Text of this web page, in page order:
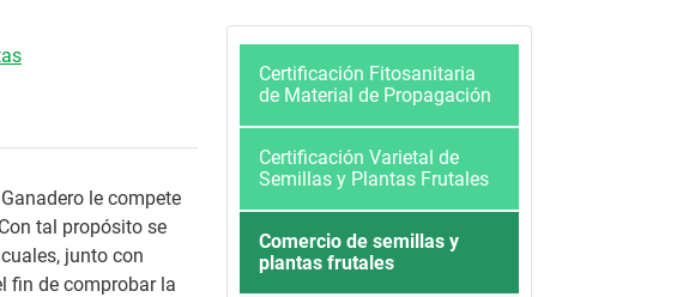
le compete
tal propósito se
junto con
fin de comprobar la
Certificación Fitosanitaria
de Material de Propagación
Certificación Varietal de
Semillas y Plantas Frutales
Comercio de semillas y
plantas frutales